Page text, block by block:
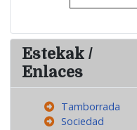
Estekak /
Enlaces
Tamborrada
Sociedad